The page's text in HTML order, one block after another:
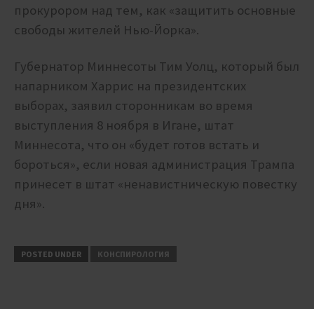
прокурором над тем, как «защитить основные
свободы жителей Нью-Йорка».
Губернатор Миннесоты Тим Уолц, который был
напарником Харрис на президентских
выборах, заявил сторонникам во время
выступления 8 ноября в Игане, штат
Миннесота, что он «будет готов встать и
бороться», если новая администрация Трампа
принесет в штат «ненавистническую повестку
дня».
POSTED UNDER КОНСПИРОЛОГИЯ